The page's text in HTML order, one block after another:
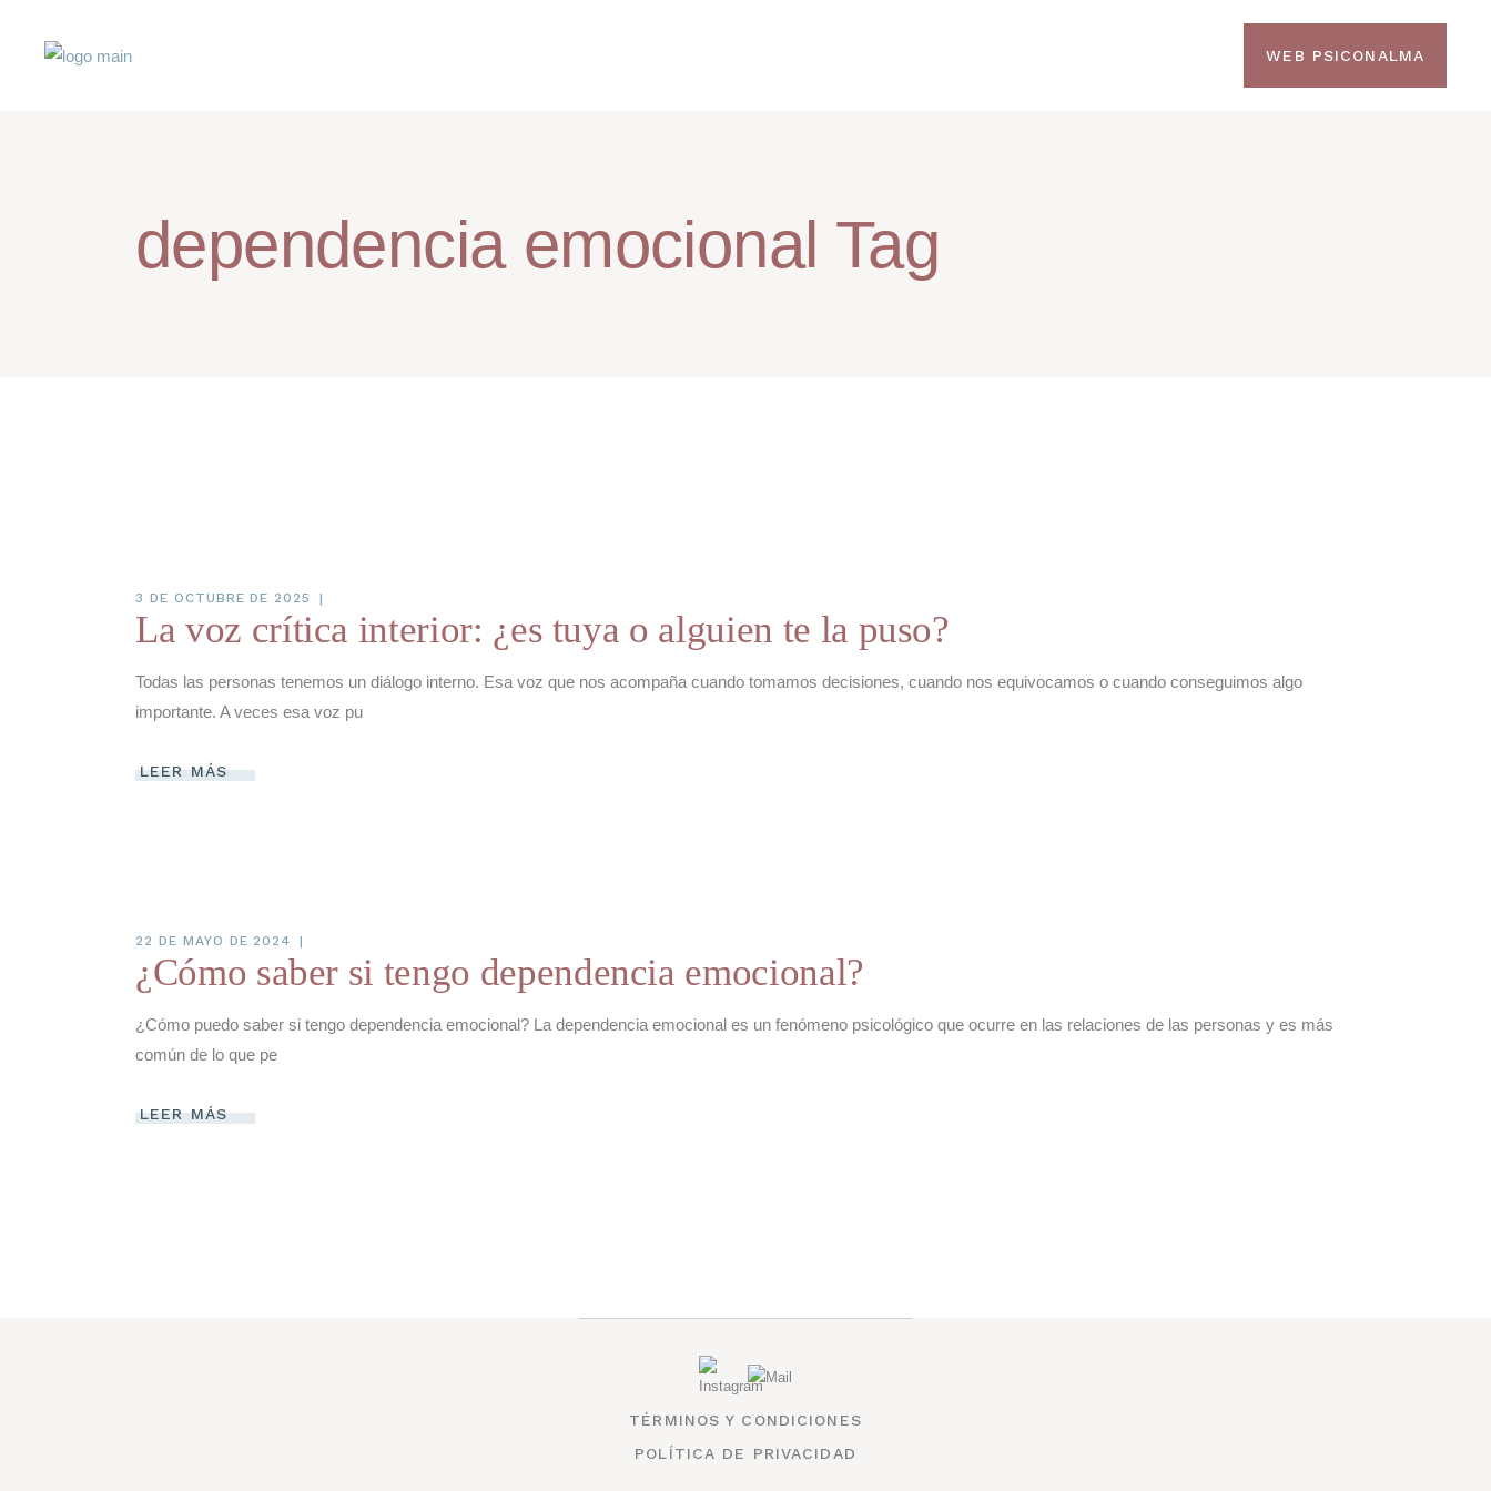
WEB PSICONALMA
dependencia emocional Tag
3 DE OCTUBRE DE 2025
La voz crítica interior: ¿es tuya o alguien te la puso?
Todas las personas tenemos un diálogo interno. Esa voz que nos acompaña cuando tomamos decisiones, cuando nos equivocamos o cuando conseguimos algo
importante. A veces esa voz pu
LEER MÁS
22 DE MAYO DE 2024
¿Cómo saber si tengo dependencia emocional?
¿Cómo puedo saber si tengo dependencia emocional? La dependencia emocional es un fenómeno psicológico que ocurre en las relaciones de las personas y es más
común de lo que pe
LEER MÁS
TÉRMINOS Y CONDICIONES
POLÍTICA DE PRIVACIDAD